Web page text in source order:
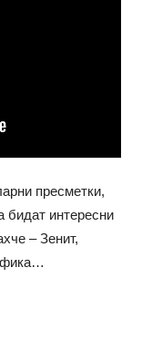
пресметки,
бидат интересни
– Зенит,